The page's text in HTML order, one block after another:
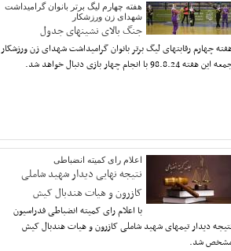
هفته چهارم لیگ برتر بانوان گرامیداشت
شهدای زن ورزشکار
جنگ بالای نشینهای جدول
چهارم رقابتهای لیگ برتر بانوان گرامیداشت شهدای زن ورزشکار
این هفته 98.8.24 با انجام چهار بازی دنبال خواهد شد.
اعلام رای کمیته انضباطی
نتیجه نهایی دیدار شهید شاملی
کازرون و هیات هندبال کیش
با اعلام رای کمیته انضباطی فدراسیون
دیدار تیمهای شهید شاملی کازرون و هیات هندبال کیش
شد.